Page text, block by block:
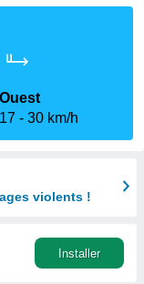
Ouest
17
30 km/h
violents !
Installer